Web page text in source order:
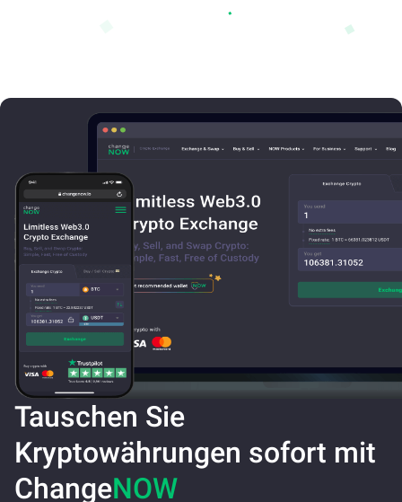
Tauschen Sie
Kryptowährungen sofort mit
ChangeNOW